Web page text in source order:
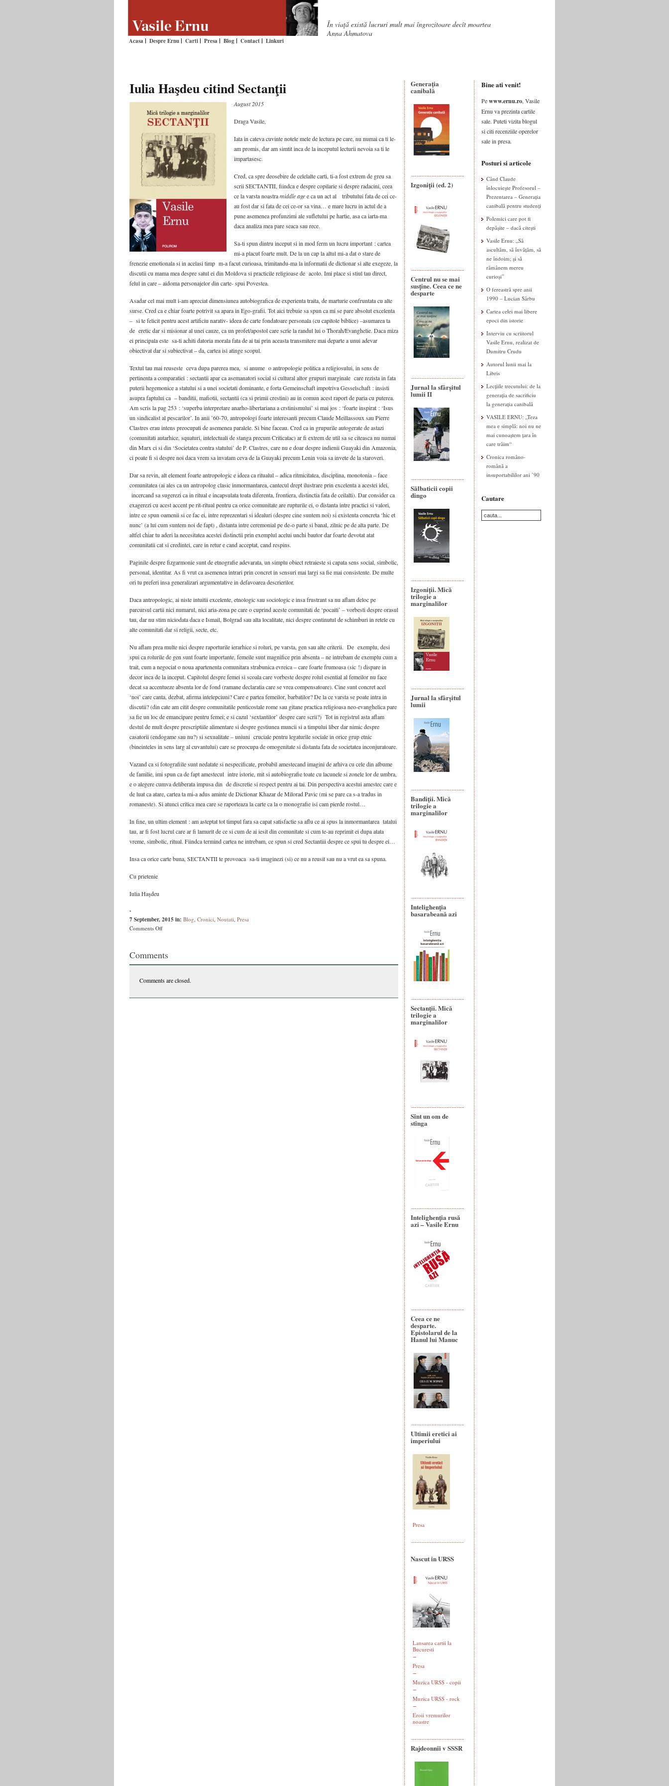
Acasa Despre Ernu Carti Presa Blog Contact Linkuri
În viaţă există lucruri mult mai îngrozitoare decît moartea
Anna Ahmatova
Iulia Haşdeu citind Sectanţii
August 2015
Draga Vasile,
Iata in cateva cuvinte notele mele de lectura pe care, nu numai ca ti le-
am promis, dar am simtit inca de la inceputul lecturii nevoia sa ti le
impartasesc.
Cred, ca spre deosebire de celelalte carti, ti-a fost extrem de greu sa
scrii SECTANTII, fiindca e despre copilarie si despre radacini, ceea
ce la varsta noastramiddle agee ca un act al tributului fata de cei ce-
au fost dar si fata de cei ce-or sa vina… e mare lucru in actul de a
pune asemenea profunzimi ale sufletului pe hartie, asa ca iarta-ma
daca analiza mea pare seaca sau rece.
Sa-ti spun dintru inceput si in mod ferm un lucru important : cartea
mi-a placut foarte mult. De la un cap la altul mi-a dat o stare de
frenezie emotionala si in acelasi timp m-a facut curioasa, trimitandu-ma la informatii de dictionar si alte exegeze, la
discutii cu mama mea despre satul ei din Moldova si practicile religioase de acolo. Imi place si stiul tau direct,
felul in care – aidoma personajelor din carte- spui Povestea.
Asadar cel mai mult i-am apreciat dimensiunea autobiografica de experienta traita, de marturie confruntata cu alte
surse. Cred ca e chiar foarte potrivit sa apara in Ego-grafii. Tot aici trebuie sa spun ca mi se pare absolut excelenta
– si te felicit pentru acest artificiu narativ- ideea de carte fondatoare personala (cu capitole biblice) –asumarea ta
de eretic dar si misionar al unei cauze, ca un profet/apostol care scrie la randul lui o Thorah/Evanghelie. Daca miza
ei principala este sa-ti achiti datoria morala fata de ai tai prin aceasta transmitere mai departe a unui adevar
obiectivat dar si subiectivat – da, cartea isi atinge scopul.
Textul tau mai reuseste ceva dupa parerea mea, si anume o antropologie politica a religiosului, in sens de
pertinenta a comparatiei : sectantii apar ca asemanatori social si cultural altor grupuri marginale care rezista in fata
puterii hegemonice a statului si a unei societati dominante, e forta Gemeinschaft impotriva Gesselschaft : insisti
asupra faptului ca – banditii, mafiotii, sectantii (ca si primii crestini) au in comun acest raport de paria cu puterea.
Am scris la pag 253 : ‘superba interpretare anarho-libertariana a crstinismului’ si mai jos : ‘foarte inspirat : ‘Isus
un sindicalist al pescarilor’. In anii ’60-70, antropologi foarte interesanti precum Claude Meillassoux sau Pierre
Clastres erau intens preocupati de asemenea paralele. Si bine faceau. Cred ca in grupurile autogerate de astazi
(comunitati autarhice, squaturi, intelectuali de stanga precum Criticatac) ar fi extrem de util sa se citeasca nu numai
din Marx ci si din ‘Societatea contra statului’ de P. Clastres, care nu e doar despre indienii Guayaki din Amazonia,
ci poate fi si despre noi daca vrem sa invatam ceva de la Guayaki precum Lenin voia sa invete de la staroveri.
Dar sa revin, alt element foarte antropologic e ideea ca ritualul – adica ritmicitatea, disciplina, monotonia – face
comunitatea (ai ales ca un antropolog clasic inmormantarea, cantecul drept ilustrare prin excelenta a acestei idei,
incercand sa sugerezi ca in ritual e incapsulata toata diferenta, frontiera, distinctia fata de ceilalti). Dar consider ca
exagerezi cu acest accent pe rit-ritual pentru ca orice comunitate are rupturile ei, o distanta intre practici si valori,
intre ce spun oamenii si ce fac ei, intre reprezentari si idealuri (despre cine suntem noi) si existenta concreta ‘hic et
nunc’ (a lui cum suntem noi de fapt) , distanta intre ceremonial pe de-o parte si banal, zilnic pe de alta parte. De
altfel chiar tu aderi la necesitatea acestei distinctii prin exemplul acelui unchi bautor dar foarte devotat atat
comunitatii cat si credintei, care in retur e cand acceptat, cand respins.
Paginile despre fizgarmonie sunt de etnografie adevarata, un simplu obiect retraieste si capata sens social, simbolic,
personal, identitar. As fi vrut ca asemenea intrari prin concret in sensuri mai largi sa fie mai consistente. De multe
ori tu preferi insa generalizari argumentative in defavoarea descrierilor.
Daca antropologic, ai niste intuitii excelente, etnologic sau sociologic e insa frustrant sa nu aflam deloc pe
parcursul cartii nici numarul, nici aria-zona pe care o cuprind aceste comunitati de ‘pocaiti’ – vorbesti despre orasul
tau, dar nu stim niciodata daca e Ismail, Bolgrad sau alta localitate, nici despre continutul de schimburi in retele cu
alte comunitati dar si religii, secte, etc.
Nu aflam prea multe nici despre raporturile ierarhice si roluri, pe varsta, gen sau alte criterii. De exemplu, desi
spui ca rolurile de gen sunt foarte importante, femeile sunt magnifice prin absenta – ne intrebam de exemplu cum a
trait, cum a negociat o noua apartenenta comunitara strabunica evreica – care foarte frumoasa (sic !) dispare in
decor inca de la inceput. Capitolul despre femei si scoala care vorbeste despre rolul esential al femeilor nu face
decat sa accentueze absenta lor de fond (ramane declaratia care se vrea compensatoare). Cine sunt concret acel
‘noi’ care canta, dezbat, afirma intelepciuni? Care e partea femeilor, barbatilor? De la ce varsta se poate intra in
discutii? (din cate am citit despre comunitatile penticostale rome sau gitane practica religioasa neo-evanghelica pare
sa fie un loc de emancipare pentru femei; e si cazul ‘sextantilor’ despre care scrii?) Tot in registrul asta aflam
destul de mult despre prescriptiile alimentare si despre gestiunea muncii si a timpului liber dar nimic despre
casatorii (endogame sau nu?) si sexualitate – uniuni cruciale pentru legaturile sociale in orice grup etnic
(bineinteles in sens larg al cuvantului) care se preocupa de omogenitate si distanta fata de societatea inconjuratoare.
Vazand ca si fotografiile sunt nedatate si nespecificate, probabil amestecand imagini de arhiva cu cele din albume
de familie, imi spun ca de fapt amestecul intre istorie, mit si autobiografie toate cu lacunele si zonele lor de umbra,
e o alegere cumva deliberata impusa din de discretie si respect pentru ai tai. Din perspectiva acestui amestec care e
de luat ca atare, cartea ta mi-a adus aminte de Dictionar Khazar de Milorad Pavic (mi se pare ca s-a tradus in
romaneste). Si atunci critica mea care se raporteaza la carte ca la o monografie isi cam pierde rostul…
In fine, un ultim element : am asteptat tot timpul fara sa capat satisfactie sa aflu ce ai spus la inmormantarea tatalui
tau, ar fi fost lucrul care ar fi lamurit de ce si cum de ai iesit din comunitate si cum te-au reprimit ei dupa atata
vreme, simbolic, ritual. Fiindca termind cartea ne intrebam, ce spun si cred Sectantiii despre ce spui tu despre ei…
Insa ca orice carte buna, SECTANTII te provoaca sa-ti imaginezi (si) ce nu a reusit sau nu a vrut ea sa spuna.
Cu prietenie
Iulia Haşdeu
-
7 September, 2015 in: Blog, Cronici, Noutati, Presa
Comments Offon
citind
Sectanţii
Comments
Comments are closed.
Generaţia
canibală
Izgoniții (ed. 2)
Centrul nu se mai
susține. Ceea ce ne
desparte
Jurnal la sfârșitul
lumii II
Sălbaticii copii
dingo
Izgoniții. Mică
trilogie a
marginalilor
Jurnal la sfârșitul
lumii
Bandiţii. Mică
trilogie a
marginalilor
Intelighenția
basarabeană azi
Sectanţii. Mică
trilogie a
marginalilor
Sînt un om de
stînga
Intelighenţia rusă
azi – Vasile Ernu
Ceea ce ne
desparte.
Epistolarul de la
Hanul lui Manuc
Ultimii eretici ai
imperiului
Presa
Nascut in URSS
Lansarea cartii la
Bucuresti
Presa
Muzica URSS - copii
Muzica URSS - rock
Eroii vremurilor
noastre
Rajdeonnîi v SSSR
Bine ati venit!
Pewww.ernu.ro, Vasile
Ernu va prezinta cartile
sale. Puteti vizita blogul
si citi recenziile operelor
sale in presa.
Posturi si articole
Când Claude
înlocuiește Profesorul –
Prezentarea – Generația
canibală pentru studenți
Polemici care pot fi
depășite – dacă citești
Vasile Ernu: „Să
ascultăm, să învățăm, să
ne îndoim; și să
rămânem mereu
curioși”
O fereastră spre anii
1990 – Lucian Sârbu
Cartea celei mai libere
epoci din istorie
Interviu cu scriitorul
Vasile Ernu, realizat de
Dumitru Crudu
Autorul lunii mai la
Libris
Lecțiile trecutului: de la
generația de sacrificiu
la generația canibală
VASILE ERNU: „Teza
mea e simplă: noi nu ne
mai cunoaștem țara în
care trăim“
Cronica româno-
română a
insuportabililor ani ’90
Cautare